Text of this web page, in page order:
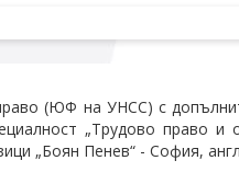
(ЮФ на УНСС) с
„Трудово право
„Боян Пенев“ - София,